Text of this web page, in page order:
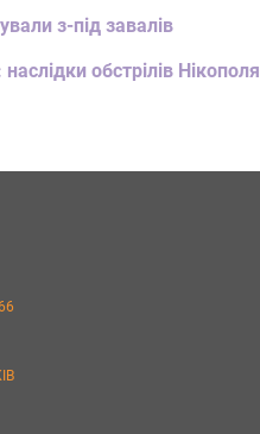
з-під завалів
обстрілів Нікополя